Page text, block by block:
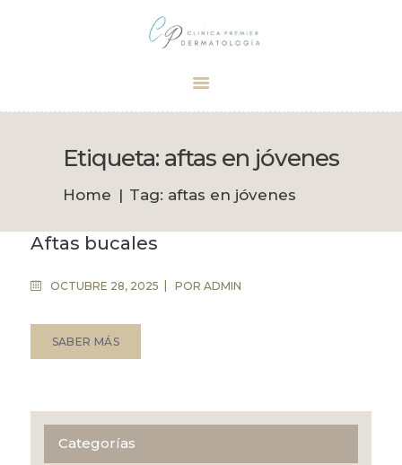
Etiqueta: aftas en jóvenes
Home Tag: aftas en jóvenes
Tu dermatólogo de confianza en Palma
INICIO
CITA
BOUTIQUE
Aftas bucales
OCTUBRE 28, 2025 POR ADMIN
SABER MÁS
Categorías